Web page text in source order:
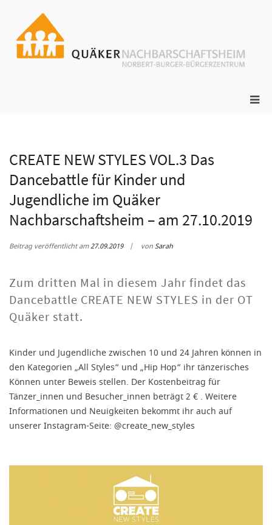
springen
CREATE NEW STYLES VOL.3 Das
Dancebattle für Kinder und
Jugendliche im Quäker
Nachbarschaftsheim – am 27.10.2019
Beitrag veröffentlicht am27.09.2019 vonSarah
Zum dritten Mal in diesem Jahr findet das
Dancebattle CREATE NEW STYLES in der OT
Quäker statt.
Kinder und Jugendliche zwischen 10 und 24 Jahren können in
den Kategorien „All Styles“ und „Hip Hop“ ihr tänzerisches
Können unter Beweis stellen. Der Kostenbeitrag für
Tänzer_innen und Besucher_innen beträgt 2 € . Weitere
Informationen und Neuigkeiten bekommt ihr auch auf
unserer Instagram-Seite: @create_new_styles